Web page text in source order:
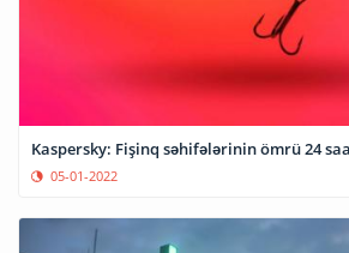
Kaspersky: Fişinq səhifələrinin ömrü 24
05-01-2022